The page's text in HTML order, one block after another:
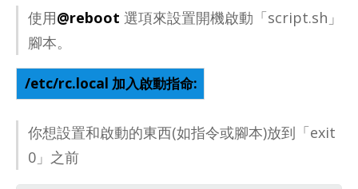
使用@reboot 選項來設置開機啟動「script.sh」
腳本。
/etc/rc.local 加入啟動指命:
你想設置和啟動的東西(如指令或腳本)放到「exit
0」之前